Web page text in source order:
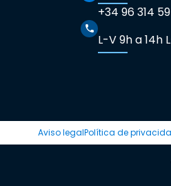
phone
+34 96 314
L-V 9h a 14h
Aviso legalPolítica de